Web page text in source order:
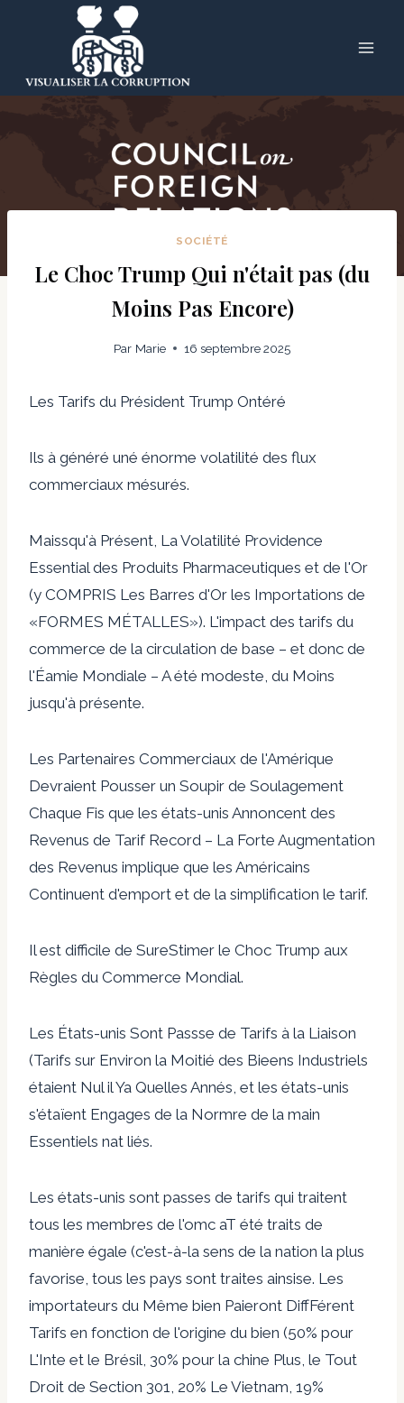
SOCIÉTÉ
Le Choc Trump Qui n'était pas (du
Moins Pas Encore)
Par Marie 16 septembre 2025
Les Tarifs du Président Trump Ontéré
Ils à généré uné énorme volatilité des flux
commerciaux mésurés.
Maissqu'à Présent, La Volatilité Providence
Essential des Produits Pharmaceutiques et de l'Or
(y COMPRIS Les Barres d'Or les Importations de
«FORMES MÉTALLES»). L'impact des tarifs du
commerce de la circulation de base – et donc de
l'Éamie Mondiale – A été modeste, du Moins
jusqu'à présente.
Les Partenaires Commerciaux de l'Amérique
Devraient Pousser un Soupir de Soulagement
Chaque Fis que les états-unis Annoncent des
Revenus de Tarif Record – La Forte Augmentation
des Revenus implique que les Américains
Continuent d'emport et de la simplification le tarif.
Il est difficile de SureStimer le Choc Trump aux
Règles du Commerce Mondial.
Les États-unis Sont Passse de Tarifs à la Liaison
(Tarifs sur Environ la Moitié des Bieens Industriels
étaient Nul il Ya Quelles Annés, et les états-unis
s'étaïent Engages de la Normre de la main
Essentiels nat liés.
Les états-unis sont passes de tarifs qui traitent
tous les membres de l'omc aT été traits de
manière égale (c'est-à-la sens de la nation la plus
favorise, tous les pays sont traites ainsise. Les
importateurs du Même bien Paieront DiffFérent
Tarifs en fonction de l'origine du bien (50% pour
L'Inte et le Brésil, 30% pour la chine Plus, le Tout
Droit de Section 301, 20% Le Vietnam, 19%